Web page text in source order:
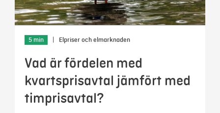
5 min Elpriser och elmarknaden
Vad är fördelen med
kvartsprisavtal jämfört med
timprisavtal?